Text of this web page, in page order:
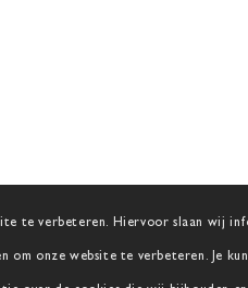
te verbeteren. Hiervoor slaan wij
onze website te verbeteren. Je